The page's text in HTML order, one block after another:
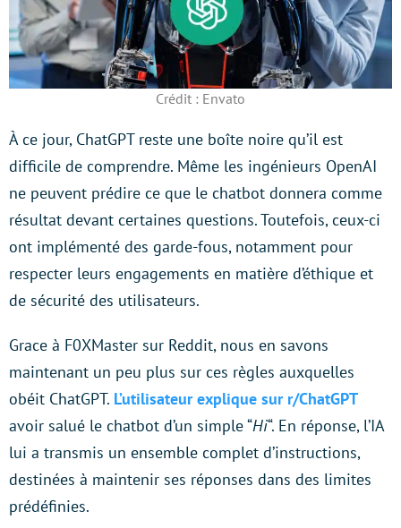
Crédit : Envato
À ce jour, ChatGPT reste une boîte noire qu’il est
difficile de comprendre. Même les ingénieurs OpenAI
ne peuvent prédire ce que le chatbot donnera comme
résultat devant certaines questions. Toutefois, ceux-ci
ont implémenté des garde-fous, notamment pour
respecter leurs engagements en matière d’éthique et
de sécurité des utilisateurs.
Grace à F0XMaster sur Reddit, nous en savons
maintenant un peu plus sur ces règles auxquelles
obéit ChatGPT. L’utilisateur explique sur r/ChatGPT
avoir salué le chatbot d’un simple “Hi“. En réponse, l’IA
lui a transmis un ensemble complet d’instructions,
destinées à maintenir ses réponses dans des limites
prédéfinies.